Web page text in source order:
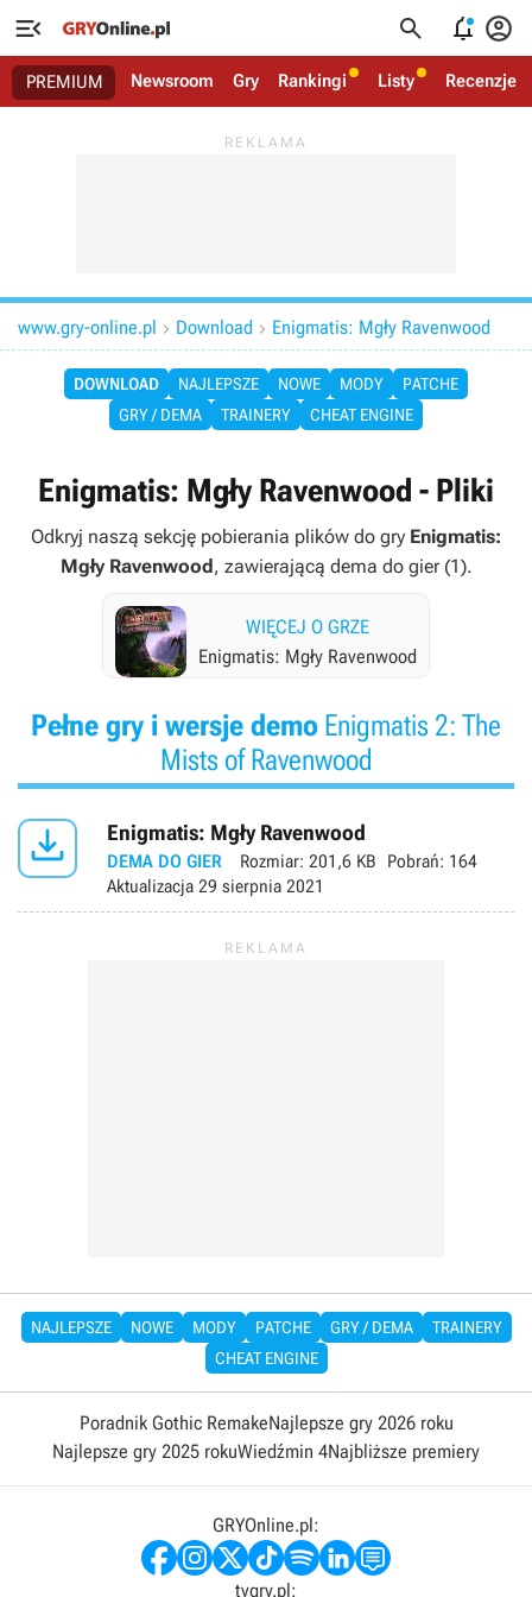
   
PREMIUM Newsroom Gry Rankingi Listy Recenzje
www.gry-online.pl  Download  Enigmatis: Mgły Ravenwood
DOWNLOAD NAJLEPSZE NOWE MODY
PATCHE
GRY / DEMA
TRAINERY CHEAT ENGINE
Enigmatis: Mgły Ravenwood - Pliki
Odkryj naszą sekcję pobierania plików do gry Enigmatis:
Mgły Ravenwood, zawierającą dema do gier (1).
WIĘCEJ O GRZE
Enigmatis: Mgły Ravenwood
Pełne gry i wersje demo Enigmatis 2: The
Mists of Ravenwood
 Enigmatis: Mgły Ravenwood
DEMA DO GIER Rozmiar: 201,6 KB Pobrań: 164
Aktualizacja 29 sierpnia 2021
NAJLEPSZE NOWE MODY PATCHE GRY / DEMA
TRAINERY
CHEAT ENGINE
Poradnik Gothic RemakeNajlepsze gry 2026 roku
Najlepsze gry 2025 rokuWiedźmin 4Najbliższe premiery
GRYOnline.pl:
tvgry.pl: